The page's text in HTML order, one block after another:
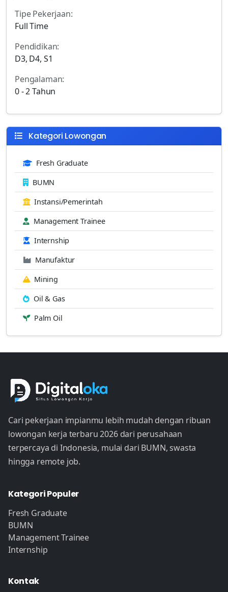
Tipe Pekerjaan:
Full Time
Pendidikan:
D3, D4, S1
Pengalaman:
0 - 2 Tahun
Kategori Lowongan
Fresh Graduate
BUMN
Instansi/Pemerintah
Management Trainee
Internship
Manufaktur
Mining
Oil & Gas
Palm Oil
Cari pekerjaan impianmu lebih mudah dengan ribuan
lowongan kerja terbaru 2026 dari perusahaan
terpercaya di Indonesia, mulai dari BUMN, swasta
hingga remote job.
Kategori Populer
Fresh Graduate
BUMN
Management Trainee
Internship
Kontak